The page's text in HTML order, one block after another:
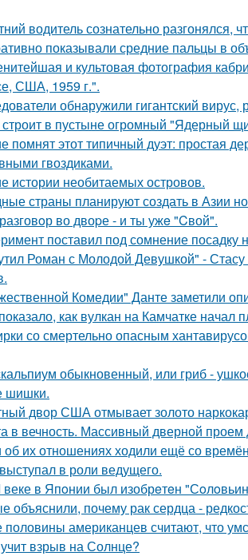
водитель сознательно
показывали средние пальцы в
и культовая фотография
США, 1959 г.".
обнаружили гигантский
строит в пустыне огромный "Ядерный
помнят этот типичный дуэт: простая
гвоздиками.
истории необитаемых островов.
страны планируют создать в Азии
во двоpе - и ты ужe "Cвой".
поставил под сомнение
Роман с Молодой Девушкой" -
Комедии" Данте заметили
как вулкан на Камчатке начал
со смертельно опасным
обыкновенный, или гриб -
шишки.
двор США отмывает золото
в вечность. Массивный дверной проем
об их отношениях ходили ещё со
в роли ведущего.
в Япoнии был изобрeтeн
объяснили, почему рак сердца -
половины американцев считают, что
взрыв на Солнце?